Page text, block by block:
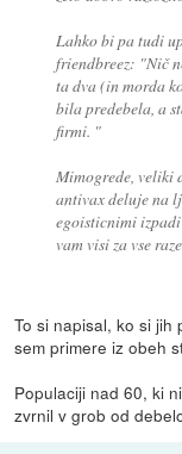
Lahko bi pa tudi
friendbreez: "Nič
ta dva (in morda
bila predebela, a
firmi. "
Mimogrede, veliki
antivax deluje na
egoisticnimi izpadi
vam visi za vse
To si napisal, ko si
sem primere iz obeh
Populaciji nad 60, ki
zvrnil v grob od